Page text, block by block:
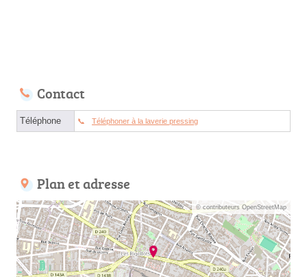
Contact
Téléphone Téléphoner à la laverie pressing
Plan et adresse
© contributeurs OpenStreetMap